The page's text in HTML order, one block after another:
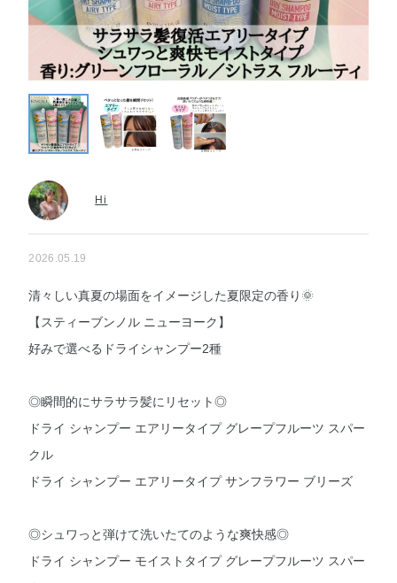
Hi
2026.05.19
清々しい真夏の場面をイメージした夏限定の香り🌞
【スティーブンノル ニューヨーク】
好みで選べるドライシャンプー2種
◎瞬間的にサラサラ髪にリセット◎
ドライ シャンプー エアリータイプ グレープフルーツ スパー
クル
ドライ シャンプー エアリータイプ サンフラワー ブリーズ
◎シュワっと弾けて洗いたてのような爽快感◎
ドライ シャンプー モイストタイプ グレープフルーツ スパー